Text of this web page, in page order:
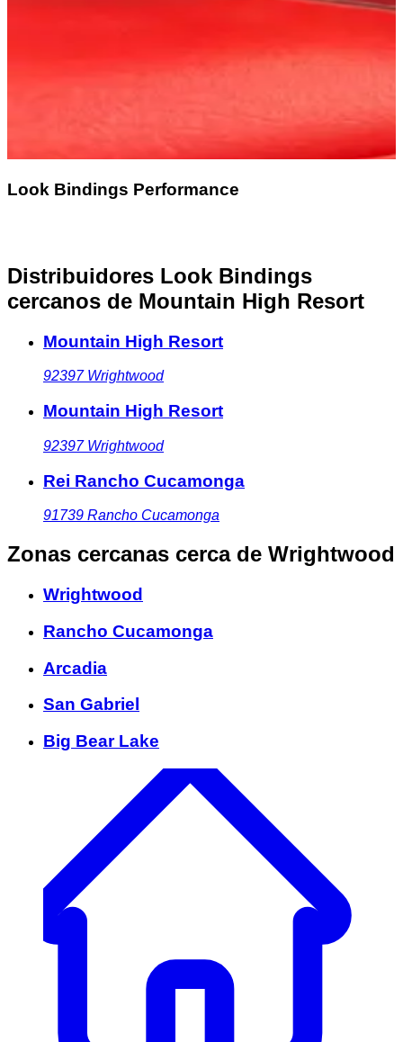
Look Bindings Performance
Distribuidores Look Bindings
cercanos de Mountain High Resort
Mountain High Resort
92397 Wrightwood
Mountain High Resort
92397 Wrightwood
Rei Rancho Cucamonga
91739 Rancho Cucamonga
Zonas cercanas cerca de Wrightwood
Wrightwood
Rancho Cucamonga
Arcadia
San Gabriel
Big Bear Lake